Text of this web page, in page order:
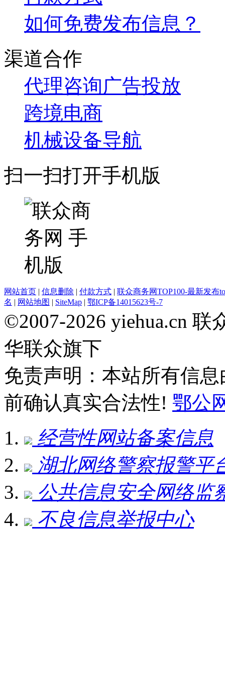
如何免费发布信息？
渠道合作
代理咨询广告投放
跨境电商
机械设备导航
扫一扫打开手机版
网站首页 | 信息删除 | 付款方式 | 联众商务网TOP100-最新发布
名 | 网站地图 | SiteMap | 鄂ICP备14015623号-7
©2007-2026 yiehua.cn
华联众旗下
免责声明：本站所有信
前确认真实合法性! 鄂公
经营性网站备案信息
湖北网络警察报警平
公共信息安全网络监
不良信息举报中心